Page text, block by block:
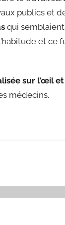
publics et
qui
et ce
sur l’œil
médecins.